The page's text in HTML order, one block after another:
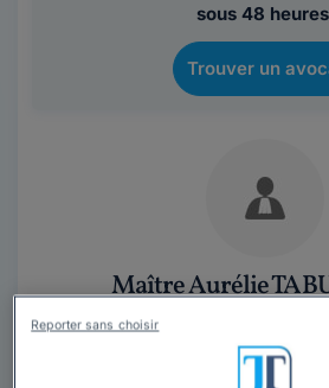
sous 48
Trouver un
Maître Aurélie
Reporter sans choisir